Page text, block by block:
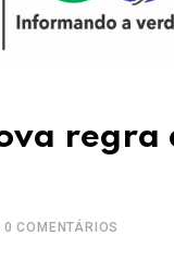
0 COMENTÁRIOS